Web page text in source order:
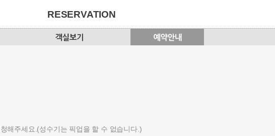
RESERVATION
해주세요.(성수기는 픽업을 할 수 없습니다.)